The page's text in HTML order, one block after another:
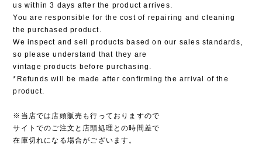
us within 3 days after the product arrives.
You are responsible for the cost of repairing and cleaning
the purchased product.
We inspect and sell products based on our sales standards,
so please understand that they are
vintage products before purchasing.
*Refunds will be made after confirming the arrival of the
product.
※当店では店頭販売も行っておりますので
サイトでのご注文と店頭処理との時間差で
在庫切れになる場合がございます。